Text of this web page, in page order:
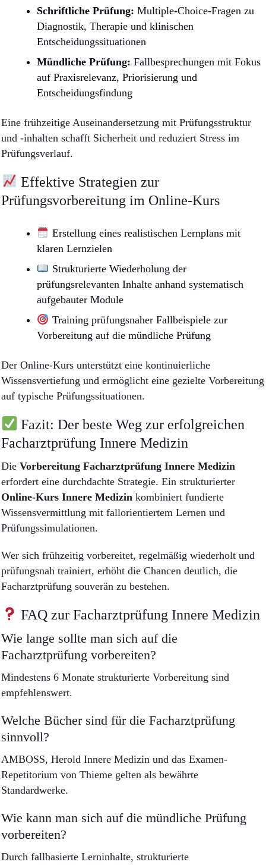
Schriftliche Prüfung: Multiple-Choice-Fragen zu
Diagnostik, Therapie und klinischen
Entscheidungssituationen
Mündliche Prüfung: Fallbesprechungen mit Fokus
auf Praxisrelevanz, Priorisierung und
Entscheidungsfindung
Eine frühzeitige Auseinandersetzung mit Prüfungsstruktur
und -inhalten schafft Sicherheit und reduziert Stress im
Prüfungsverlauf.
Effektive Strategien zur
Prüfungsvorbereitung im Online-Kurs
Erstellung eines realistischen Lernplans mit
klaren Lernzielen
Strukturierte Wiederholung der
prüfungsrelevanten Inhalte anhand systematisch
aufgebauter Module
Training prüfungsnaher Fallbeispiele zur
Vorbereitung auf die mündliche Prüfung
Der Online-Kurs unterstützt eine kontinuierliche
Wissensvertiefung und ermöglicht eine gezielte Vorbereitung
auf typische Prüfungssituationen.
Fazit: Der beste Weg zur erfolgreichen
Facharztprüfung Innere Medizin
Die Vorbereitung Facharztprüfung Innere Medizin
erfordert eine durchdachte Strategie. Ein strukturierter
Online-Kurs Innere Medizin kombiniert fundierte
Wissensvermittlung mit fallorientiertem Lernen und
Prüfungssimulationen.
Wer sich frühzeitig vorbereitet, regelmäßig wiederholt und
prüfungsnah trainiert, erhöht die Chancen deutlich, die
Facharztprüfung souverän zu bestehen.
FAQ zur Facharztprüfung Innere Medizin
Wie lange sollte man sich auf die
Facharztprüfung vorbereiten?
Mindestens 6 Monate strukturierte Vorbereitung sind
empfehlenswert.
Welche Bücher sind für die Facharztprüfung
sinnvoll?
AMBOSS, Herold Innere Medizin und das Examen-
Repetitorium von Thieme gelten als bewährte
Standardwerke.
Wie kann man sich auf die mündliche Prüfung
vorbereiten?
Durch fallbasierte Lerninhalte, strukturierte